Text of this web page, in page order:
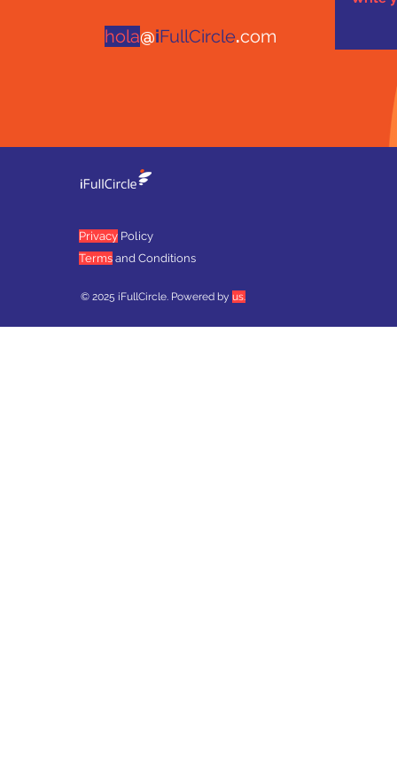
hola@iFullCircle.com
Privacy Policy
Terms and Conditions
© 2025 iFullCircle. Powered by us.